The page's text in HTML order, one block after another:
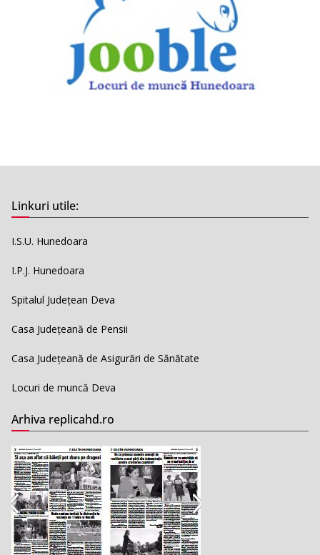
Linkuri utile:
I.S.U. Hunedoara
I.P.J. Hunedoara
Spitalul Județean Deva
Casa Județeană de Pensii
Casa Județeană de Asigurări de Sănătate
Locuri de muncă Deva
Arhiva replicahd.ro